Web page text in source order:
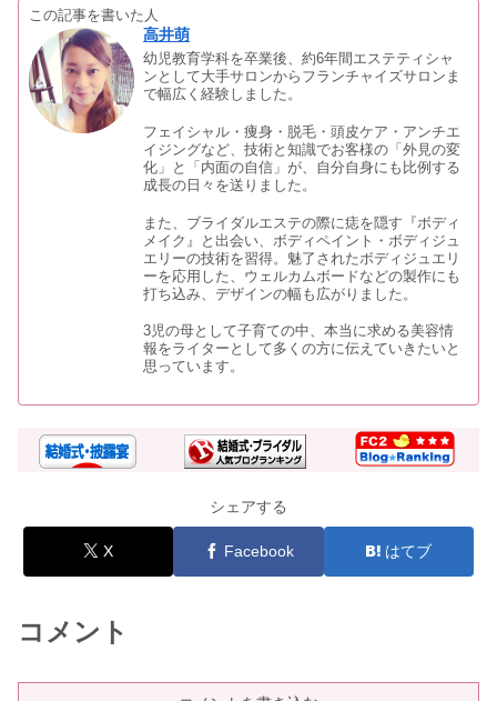
ヴァンドーム青山の指輪修理！サイズ
直し・クリーニングのアフターサービ
スは？
ブルガリの結婚指輪をつけてる芸能人
は？イメージ・年齢層や対象年齢も
ルイヴィトンをつけている芸能人！年
齢層別のデザインも紹介
この記事を書いた人
高井萌
幼児教育学科を卒業後、約6年間エステティシャ
ンとして大手サロンからフランチャイズサロンま
で幅広く経験しました。
フェイシャル・痩身・脱毛・頭皮ケア・アンチエ
イジングなど、技術と知識でお客様の「外見の変
化」と「内面の自信」が、自分自身にも比例する
成長の日々を送りました。
また、ブライダルエステの際に痣を隠す『ボディ
メイク』と出会い、ボディペイント・ボディジュ
エリーの技術を習得。魅了されたボディジュエリ
ーを応用した、ウェルカムボードなどの製作にも
打ち込み、デザインの幅も広がりました。
3児の母として子育ての中、本当に求める美容情
報をライターとして多くの方に伝えていきたいと
思っています。
シェアする
X Facebook はてブ
コメント